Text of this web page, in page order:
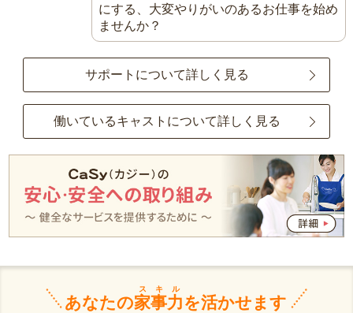
にする、大変やりがいのあるお仕事を始め
ませんか？
サポートについて詳しく見る
働いているキャストについて詳しく見る
あなたの家事力
スキル
を活かせます